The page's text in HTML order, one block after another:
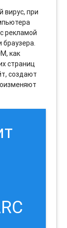
вирус, при
рекламой
как
страниц
создают